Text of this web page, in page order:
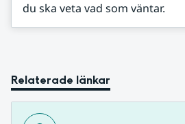
du ska veta vad som väntar.
Relaterade länkar